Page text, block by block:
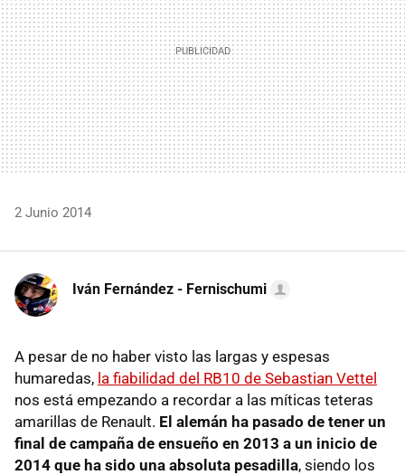
2 Junio 2014
Iván Fernández - Fernischumi
A pesar de no haber visto las largas y espesas
humaredas, la fiabilidad del RB10 de Sebastian Vettel
nos está empezando a recordar a las míticas teteras
amarillas de Renault. El alemán ha pasado de tener un
final de campaña de ensueño en 2013 a un inicio de
2014 que ha sido una absoluta pesadilla, siendo los